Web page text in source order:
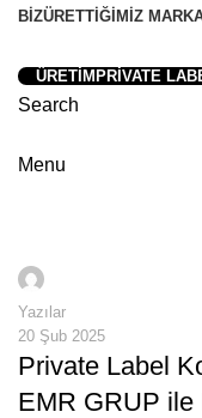
BIZÜRETTIĞIMIZ
ÜRETIM PRIVATE
Search
Menu
Yazılar
20 Şub 2025
Private Label
EMR GRUP ile